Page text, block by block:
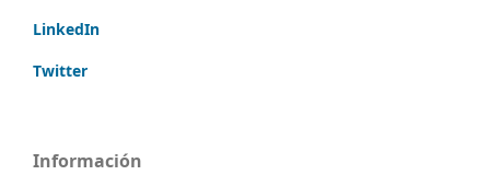
LinkedIn
Twitter
Información